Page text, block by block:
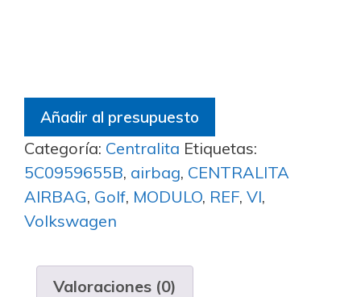
Añadir al presupuesto
Categoría: Centralita Etiquetas:
5C0959655B, airbag, CENTRALITA
AIRBAG, Golf, MODULO, REF, VI,
Volkswagen
Valoraciones (0)